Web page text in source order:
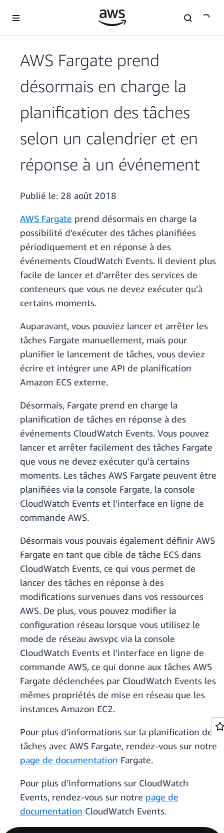
AWS Fargate prend
désormais en charge la
planification des tâches
selon un calendrier et en
réponse à un événement
Publié le: 28 août 2018
AWS Fargate prend désormais en charge la
possibilité d’exécuter des tâches planifiées
périodiquement et en réponse à des
événements CloudWatch Events. Il devient plus
facile de lancer et d’arrêter des services de
conteneurs que vous ne devez exécuter qu’à
certains moments.
Auparavant, vous pouviez lancer et arrêter les
tâches Fargate manuellement, mais pour
planifier le lancement de tâches, vous deviez
écrire et intégrer une API de planification
Amazon ECS externe.
Désormais, Fargate prend en charge la
planification de tâches en réponse à des
événements CloudWatch Events. Vous pouvez
lancer et arrêter facilement des tâches Fargate
que vous ne devez exécuter qu’à certains
moments. Les tâches AWS Fargate peuvent être
planifiées via la console Fargate, la console
CloudWatch Events et l’interface en ligne de
commande AWS.
Désormais vous pouvais également définir AWS
Fargate en tant que cible de tâche ECS dans
CloudWatch Events, ce qui vous permet de
lancer des tâches en réponse à des
modifications survenues dans vos ressources
AWS. De plus, vous pouvez modifier la
configuration réseau lorsque vous utilisez le
mode de réseau awsvpc via la console
CloudWatch Events et l’interface en ligne de
commande AWS, ce qui donne aux tâches AWS
Fargate déclenchées par CloudWatch Events les
mêmes propriétés de mise en réseau que les
instances Amazon EC2.
Pour plus d’informations sur la planification de
tâches avec AWS Fargate, rendez-vous sur notre
page de documentation Fargate.
Pour plus d’informations sur CloudWatch
Events, rendez-vous sur notre page de
documentation CloudWatch Events.